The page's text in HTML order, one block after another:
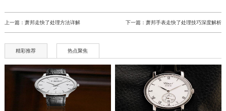
上一篇： 萧邦走快了处理方法详解 下一篇：萧邦手表走快了处理技巧深度解析
精彩推荐 热点聚焦